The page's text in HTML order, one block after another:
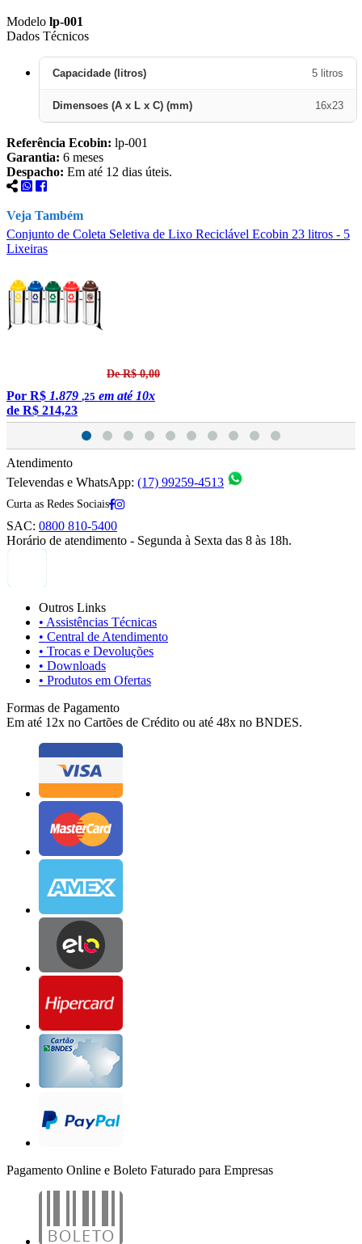
Modelo lp-001
Dados Técnicos
Capacidade (litros) 5 litros
Dimensoes (A x L x C) (mm) 16x23
Referência Ecobin: lp-001
Garantia: 6 meses
Despacho: Em até 12 dias úteis.
Veja Também
Conjunto de Coleta Seletiva de Lixo Reciclável Ecobin 23 litros - 5
Lixeiras
De R$ 0,00
Por R$ 1.879 ,25 em até 10x
de R$ 214,23
Atendimento
Televendas e WhatsApp: (17) 99259-4513
Curta as Redes Sociais
SAC: 0800 810-5400
Horário de atendimento - Segunda à Sexta das 8 às 18h.
Outros Links
• Assistências Técnicas
• Central de Atendimento
• Trocas e Devoluções
• Downloads
• Produtos em Ofertas
Formas de Pagamento
Em até 12x no Cartões de Crédito ou até 48x no BNDES.
Pagamento Online e Boleto Faturado para Empresas